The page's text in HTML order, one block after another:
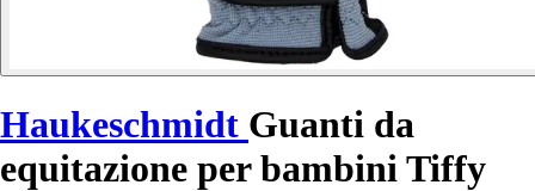
Haukeschmidt Guanti da
equitazione per bambini Tiffy